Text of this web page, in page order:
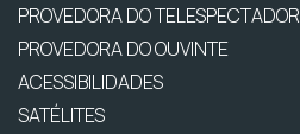
PROVEDORA DO TELESPECTADOR
PROVEDORA DO OUVINTE
ACESSIBILIDADES
SATÉLITES